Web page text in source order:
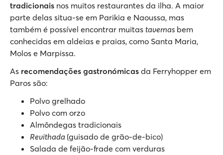
tradicionais nos muitos restaurantes da ilha. A maior
parte delas situa-se em Parikia e Naoussa, mas
também é possível encontrar muitas tavernas bem
conhecidas em aldeias e praias, como Santa Maria,
Molos e Marpissa.
As recomendações gastronómicas da Ferryhopper em
Paros são:
Polvo grelhado
Polvo com orzo
Almôndegas tradicionais
Revithada (guisado de grão-de-bico)
Salada de feijão-frade com verduras